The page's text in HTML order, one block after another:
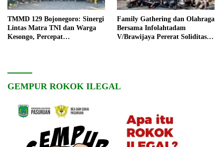
TMMD 129 Bojonegoro: Sinergi
Lintas Matra TNI dan Warga
Kesongo, Percepat
Family Gathering dan Olahraga
Bersama Infolahtadam
V/Brawijaya Pererat Soliditas
GEMPUR ROKOK ILEGAL